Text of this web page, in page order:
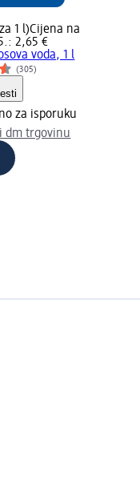
1 l)Cijena na
2,65 €
voda, 1 l
(305)
za isporuku
dm trgovinu